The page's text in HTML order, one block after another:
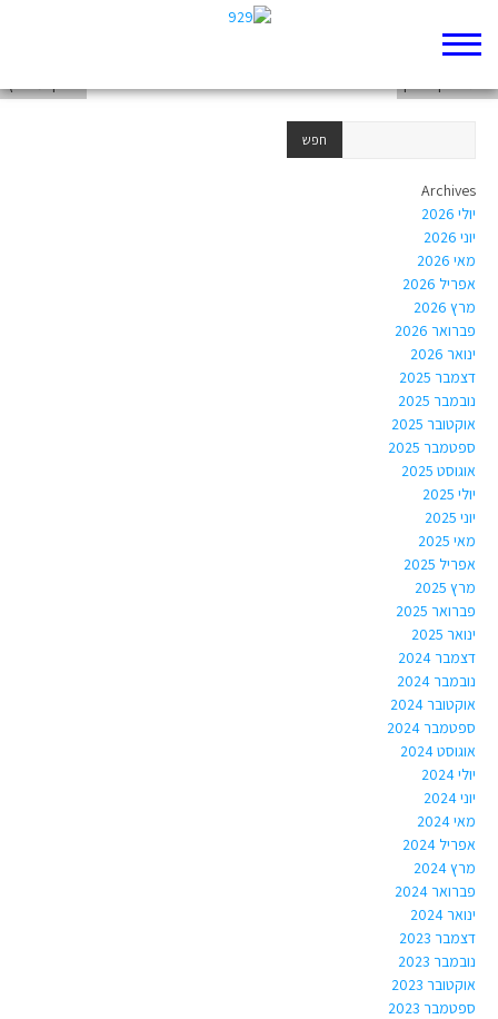
Archives
יולי 2026
יוני 2026
מאי 2026
אפריל 2026
מרץ 2026
פברואר 2026
ינואר 2026
דצמבר 2025
נובמבר 2025
אוקטובר 2025
ספטמבר 2025
אוגוסט 2025
יולי 2025
יוני 2025
מאי 2025
אפריל 2025
מרץ 2025
פברואר 2025
ינואר 2025
דצמבר 2024
נובמבר 2024
אוקטובר 2024
ספטמבר 2024
אוגוסט 2024
יולי 2024
יוני 2024
מאי 2024
אפריל 2024
מרץ 2024
פברואר 2024
ינואר 2024
דצמבר 2023
נובמבר 2023
אוקטובר 2023
ספטמבר 2023